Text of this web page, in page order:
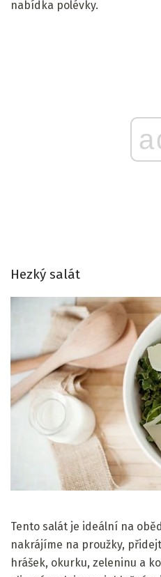
nabídka polévky.
Hezký salát
Tento salát je ideální na
nakrájíme na proužky,
hrášek, okurku, zeleninu a